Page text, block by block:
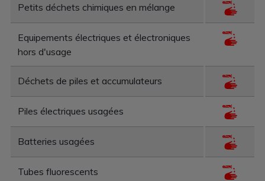
Petits déchets chimiques en mélange
Equipements électriques et électroniques
hors d'usage
Déchets de piles et accumulateurs
Piles électriques usagées
Batteries usagées
Tubes fluorescents